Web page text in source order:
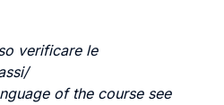
verificare le
of the course see